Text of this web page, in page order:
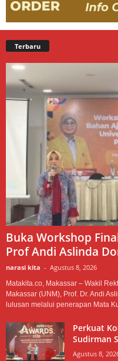
Terbaru
Buka Workshop
Prof Andi Aslinda
narasi kita - Agustus 8, 2026
Matakita.co, Makassar – Wakil
Makassar (UNM), Prof. Dr. Andi
lulusan melalui penerapan Mata
Perkuat
Sudirman
Agustus 8,